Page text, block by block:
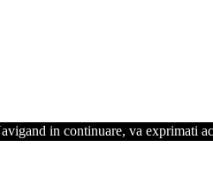
in continuare, va exprimati